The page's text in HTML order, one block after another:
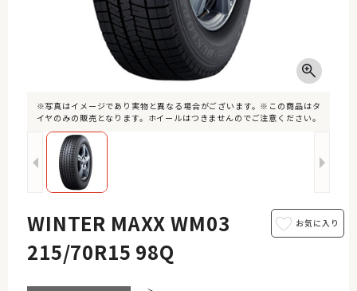
※写真はイメージであり実物と異なる場合がございます。※この商品はタ
イヤのみの販売となります。ホイールはつきませんのでご注意ください。
WINTER MAXX WM03
215/70R15 98Q